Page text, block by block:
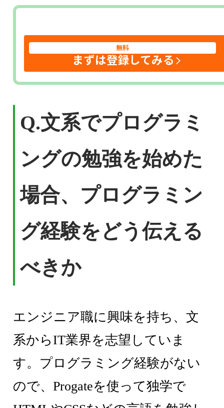
無料
まずは登録してみる
Q.文系でプログラミ
ングの勉強を始めた
場合、プログラミン
グ経験をどう伝える
べきか
エンジニア職に興味を持ち、文
系からIT業界を志望していま
す。プログラミング経験がない
ので、Progateを使って独学で